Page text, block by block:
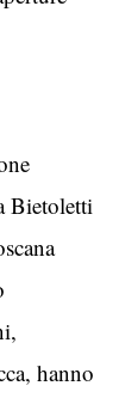
Bietoletti
hanno